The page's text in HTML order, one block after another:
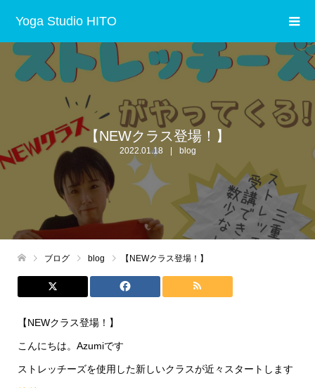
Yoga Studio HITO
【NEWクラス登場！】
2022.01.18 blog
ブログ blog 【NEWクラス登場！】
【NEWクラス登場！】
こんにちは。Azumiです
ストレッチーズを使用した新しいクラスが近々スタートします